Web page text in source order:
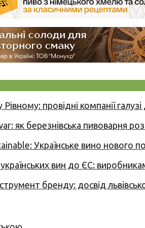
провідні компанії
як березнівська пивоварня
Українське вино
вин до ЄС:
бренду: досвід